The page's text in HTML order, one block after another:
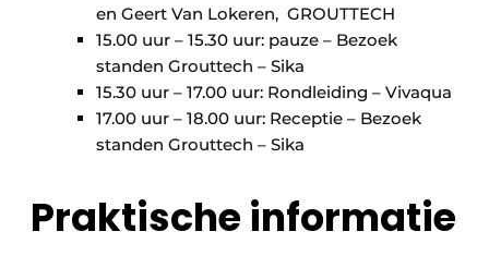
en Geert Van Lokeren, GROUTTECH
15.00 uur – 15.30 uur: pauze – Bezoek
standen Grouttech – Sika
15.30 uur – 17.00 uur: Rondleiding – Vivaqua
17.00 uur – 18.00 uur: Receptie – Bezoek
standen Grouttech – Sika
Praktische informatie